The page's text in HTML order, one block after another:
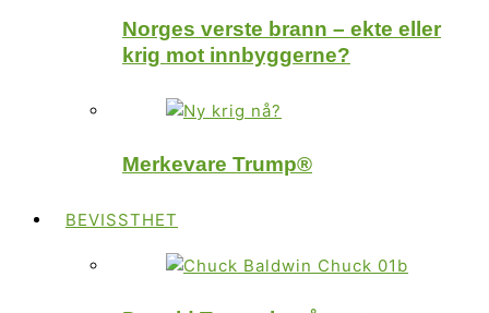
Norges verste brann – ekte eller
krig mot innbyggerne?
Merkevare Trump®
BEVISSTHET